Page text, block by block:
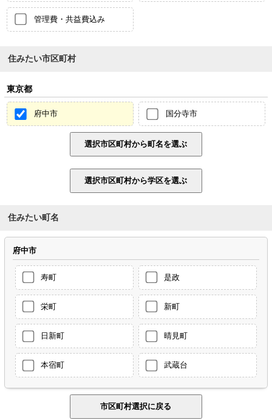
管理費・共益費込み
住みたい市区町村
東京都
府中市 国分寺市
住みたい町名
府中市
寿町 是政
栄町 新町
日新町 晴見町
本宿町 武蔵台